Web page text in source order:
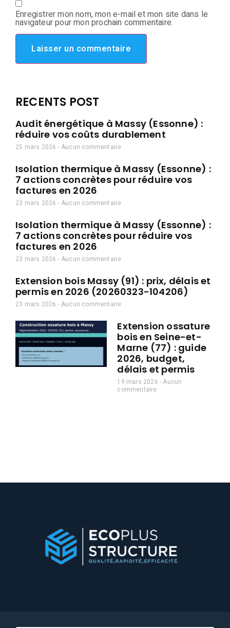
Enregistrer mon nom, mon e-mail et mon site dans le
navigateur pour mon prochain commentaire.
RECENTS POST
Audit énergétique à Massy (Essonne) :
réduire vos coûts durablement
25 mars 2026 Aucun commentaire
Isolation thermique à Massy (Essonne) :
7 actions concrètes pour réduire vos
factures en 2026
23 mars 2026 Aucun commentaire
Isolation thermique à Massy (Essonne) :
7 actions concrètes pour réduire vos
factures en 2026
23 mars 2026 Aucun commentaire
Extension bois Massy (91) : prix, délais et
permis en 2026 (20260323-104206)
23 mars 2026 Aucun commentaire
Extension ossature
bois en Seine-et-
Marne (77) : guide
2026, budget,
délais et permis
19 mars 2026 Aucun
commentaire